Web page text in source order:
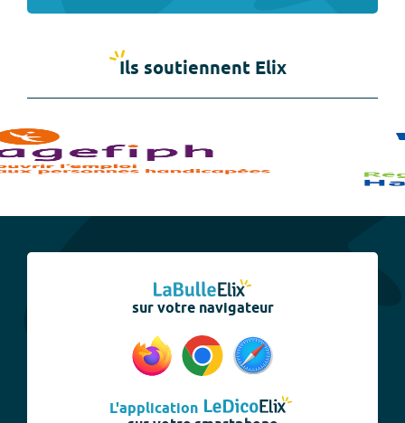
Ils soutiennent Elix
sur votre navigateur
L'application